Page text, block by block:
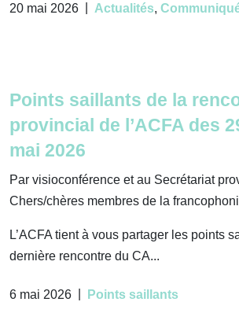
20 mai 2026 Actualités,
Points saillants de la
provincial de l’ACFA des
mai 2026
Par visioconférence et au Secrétariat
Chers/chères membres de la
L’ACFA tient à vous partager les points
dernière rencontre du CA...
6 mai 2026 Points saillants